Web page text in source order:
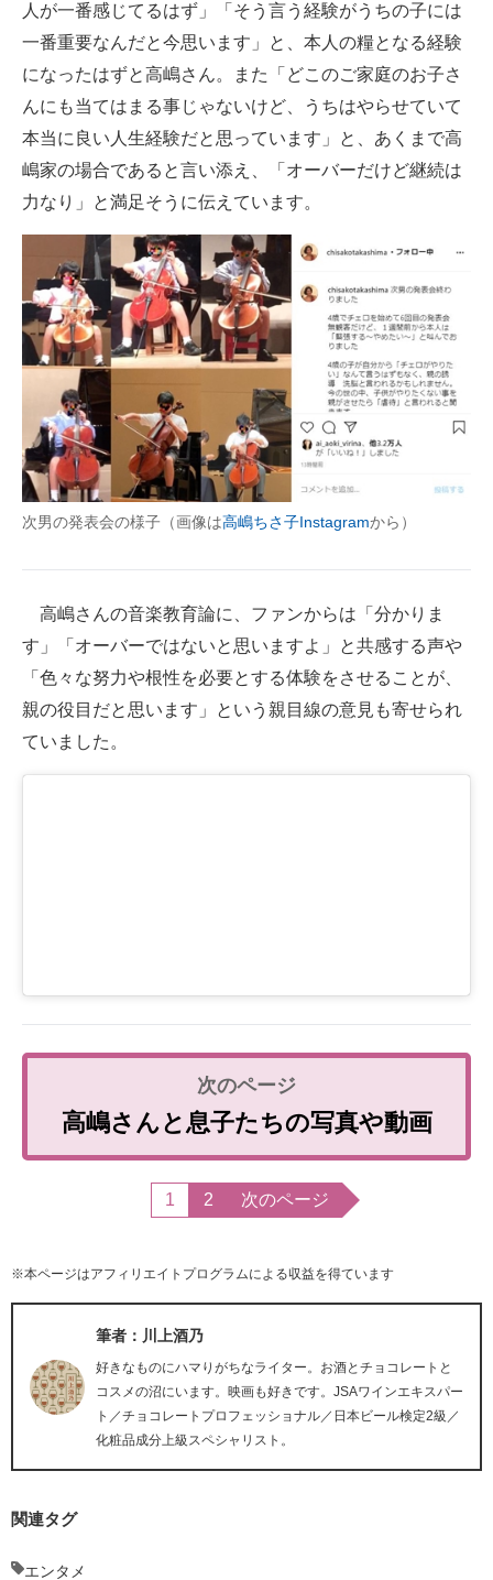
人が一番感じてるはず」「そう言う経験がうちの子には
一番重要なんだと今思います」と、本人の糧となる経験
になったはずと高嶋さん。また「どこのご家庭のお子さ
んにも当てはまる事じゃないけど、うちはやらせていて
本当に良い人生経験だと思っています」と、あくまで高
嶋家の場合であると言い添え、「オーバーだけど継続は
力なり」と満足そうに伝えています。
次男の発表会の様子（画像は高嶋ちさ子Instagramから）
高嶋さんの音楽教育論に、ファンからは「分かりま
す」「オーバーではないと思いますよ」と共感する声や
「色々な努力や根性を必要とする体験をさせることが、
親の役目だと思います」という親目線の意見も寄せられ
ていました。
高嶋さんと息子たちの写真や動画
1 2 次のページ
※本ページはアフィリエイトプログラムによる収益を得ています
筆者：川上酒乃
好きなものにハマりがちなライター。お酒とチョコレートと
コスメの沼にいます。映画も好きです。JSAワインエキスパー
ト／チョコレートプロフェッショナル／日本ビール検定2級／
化粧品成分上級スペシャリスト。
関連タグ
エンタメ